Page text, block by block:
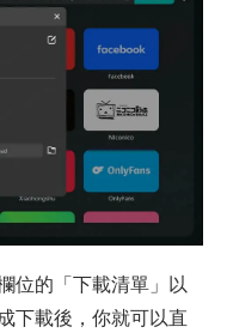
位的「下載清單」以
下載後，你就可以直